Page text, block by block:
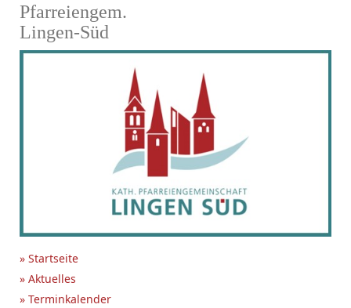
Pfarreiengem.
Lingen-Süd
» Startseite
» Aktuelles
» Terminkalender